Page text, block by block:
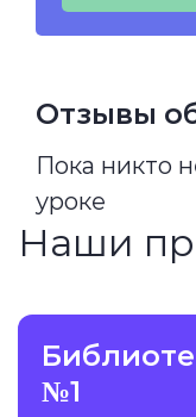
Отзывы
Пока никто
уроке
Наши
№1